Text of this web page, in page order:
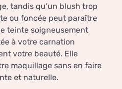
tandis qu’un blush trop
ou foncée peut paraître
teinte soigneusement
à votre carnation
votre beauté. Elle
maquillage sans en faire
et naturelle.